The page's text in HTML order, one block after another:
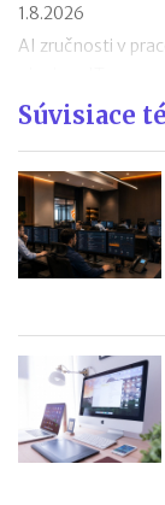
1.8.2026
AI zručnosti v
Návrat z
Nové pravidlá EÚ
cestujúcich
Riziká lacného
zdravia
Nové pravidlá
termíny po
OČR cez letné
Súvisiace